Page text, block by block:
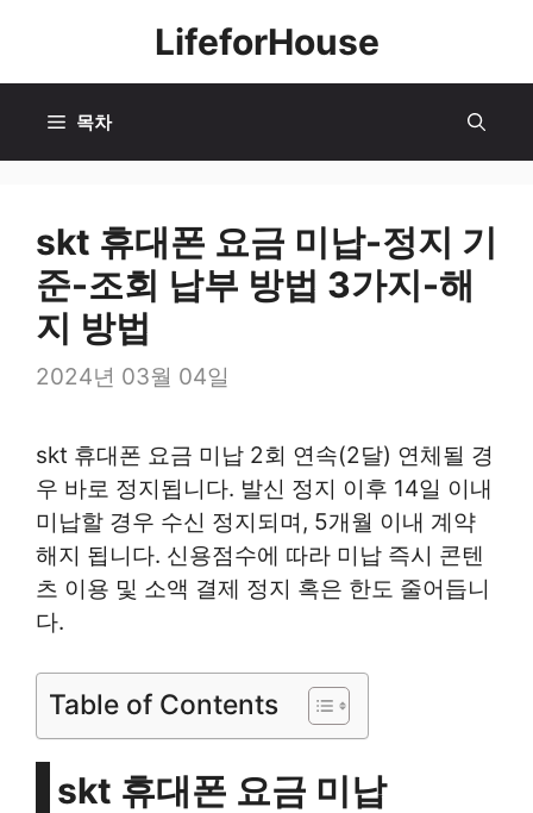
츠
LifeforHouse
목차
skt 휴대폰 요금 미납-정지 기
준-조회 납부 방법 3가지-해
지 방법
2024년 03월 04일
skt 휴대폰 요금 미납 2회 연속(2달) 연체될 경
우 바로 정지됩니다. 발신 정지 이후 14일 이내
미납할 경우 수신 정지되며, 5개월 이내 계약
해지 됩니다. 신용점수에 따라 미납 즉시 콘텐
츠 이용 및 소액 결제 정지 혹은 한도 줄어듭니
다.
Table of Contents
skt 휴대폰 요금 미납